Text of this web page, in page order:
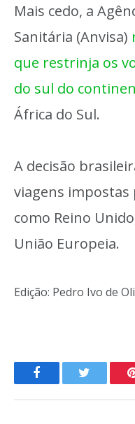
Mais cedo, a
Sanitária (Anvisa)
que restrinja os
do sul do
África do Sul.
A decisão
viagens impostas
como Reino
União Europeia.
Edição: Pedro Ivo de
o